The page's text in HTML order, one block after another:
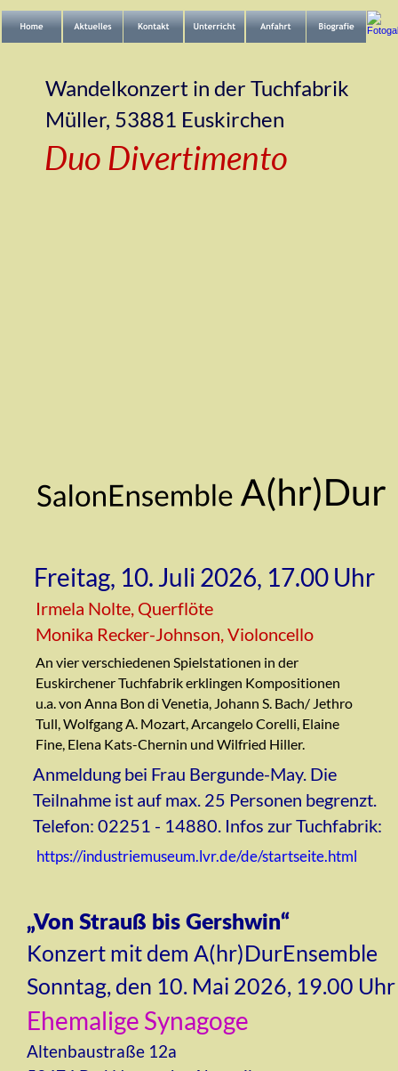
Wandelkonzert in der Tuchfabrik
Müller, 53881 Euskirchen
Duo Divertimento
Freitag, 10. Juli 2026, 17.00 Uhr
Irmela Nolte, Querflöte
Monika Recker-Johnson, Violoncello
Anmeldung bei Frau Bergunde-May. Die
Teilnahme ist auf max. 25 Personen begrenzt.
Telefon: 02251 - 14880. Infos zur Tuchfabrik:
An vier verschiedenen Spielstationen in der
Euskirchener Tuchfabrik erklingen Kompositionen
u.a. von Anna Bon di Venetia, Johann S. Bach/ Jethro
Tull, Wolfgang A. Mozart, Arcangelo Corelli, Elaine
Fine, Elena Kats-Chernin und Wilfried Hiller.
https://industriemuseum.lvr.de/de/startseite.html
„Von Strauß bis Gershwin“
Konzert mit dem A(hr)DurEnsemble
Sonntag, den 10. Mai 2026, 19.00 Uhr
Ehemalige Synagoge
Altenbaustraße 12a